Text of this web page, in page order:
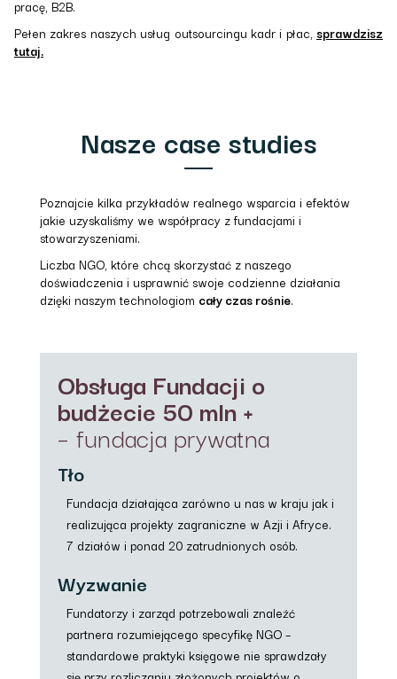
pracę, B2B.
Pełen zakres naszych usług outsourcingu kadr i płac, sprawdzisz
tutaj.
Nasze case studies
Poznajcie kilka przykładów realnego wsparcia i efektów
jakie uzyskaliśmy we współpracy z fundacjami i
stowarzyszeniami.
Liczba NGO, które chcą skorzystać z naszego
doświadczenia i usprawnić swoje codzienne działania
dzięki naszym technologiom cały czas rośnie.
Obsługa Fundacji o
budżecie 50 mln +
– fundacja prywatna
Tło
Fundacja działająca zarówno u nas w kraju jak i
realizująca projekty zagraniczne w Azji i Afryce.
7 działów i ponad 20 zatrudnionych osób.
Wyzwanie
Fundatorzy i zarząd potrzebowali znaleźć
partnera rozumiejącego specyfikę NGO –
standardowe praktyki księgowe nie sprawdzały